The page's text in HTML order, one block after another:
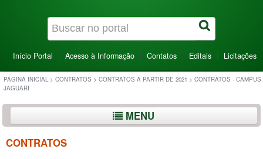
Início Portal Acesso à Informação Contatos Editais Licitações
PÁGINA INICIAL > CONTRATOS > CONTRATOS A PARTIR DE 2021 > CONTRATOS - CAMPUS
JAGUARI
MENU
CONTRATOS